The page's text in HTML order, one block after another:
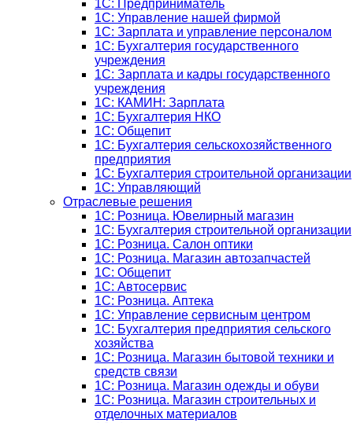
1C: Предприниматель
1C: Управление нашей фирмой
1C: Зарплата и управление персоналом
1C: Бухгалтерия государственного
учреждения
1C: Зарплата и кадры государственного
учреждения
1C: КАМИН: Зарплата
1C: Бухгалтерия НКО
1С: Общепит
1С: Бухгалтерия сельскохозяйст­венного
предприятия
1С: Бухгалтерия строительной организации
1С: Управляющий
Отраслевые решения
1С: Розница. Ювелирный магазин
1С: Бухгалтерия строительной организации
1С: Розница. Салон оптики
1С: Розница. Магазин автозапчастей
1C: Общепит
1С: Автосервис
1С: Розница. Аптека
1С: Управление сервисным центром
1С: Бухгалтерия предприятия сельского
хозяйства
1С: Розница. Магазин бытовой техники и
средств связи
1С: Розница. Магазин одежды и обуви
1С: Розница. Магазин строительных и
отделочных материалов